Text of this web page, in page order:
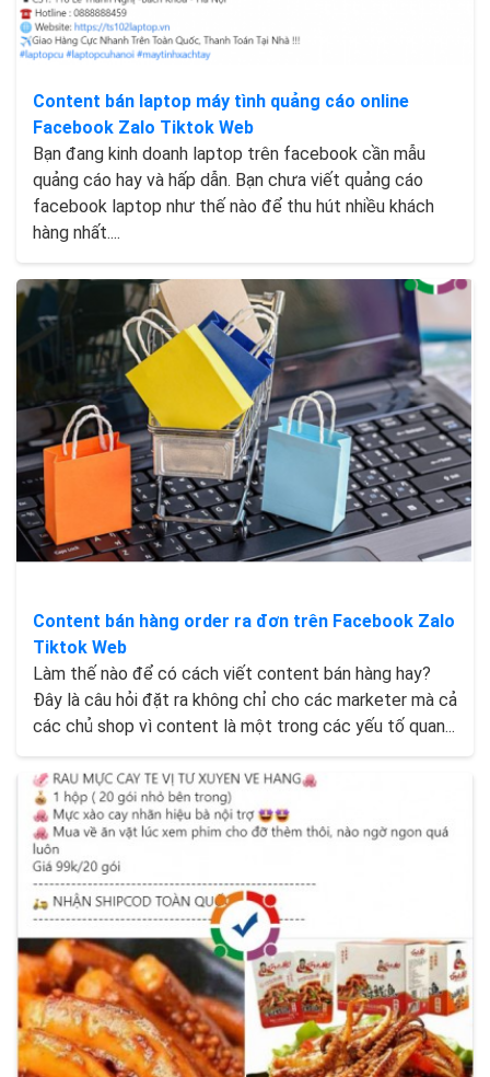
Content bán laptop máy tình quảng cáo online
Facebook Zalo Tiktok Web
Bạn đang kinh doanh laptop trên facebook cần mẫu
quảng cáo hay và hấp dẫn. Bạn chưa viết quảng cáo
facebook laptop như thế nào để thu hút nhiều khách
hàng nhất....
Content bán hàng order ra đơn trên Facebook Zalo
Tiktok Web
Làm thế nào để có cách viết content bán hàng hay?
Đây là câu hỏi đặt ra không chỉ cho các marketer mà cả
các chủ shop vì content là một trong các yếu tố quan...